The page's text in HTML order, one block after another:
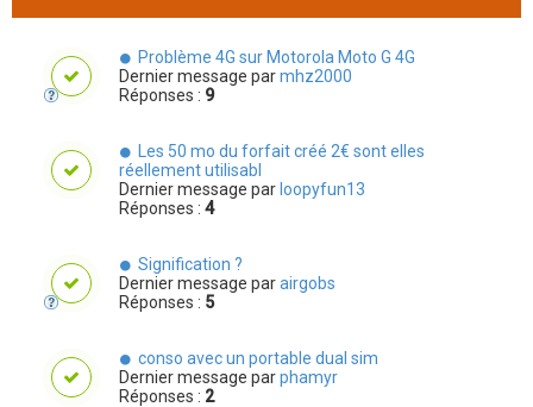
Problème 4G sur Motorola Moto G 4G
Dernier message parmhz2000
Réponses : 9
Les 50 mo du forfait créé 2€ sont elles
réellement utilisabl
Dernier message parloopyfun13
Réponses : 4
Signification ?
Dernier message parairgobs
Réponses : 5
conso avec un portable dual sim
Dernier message parphamyr
Réponses : 2